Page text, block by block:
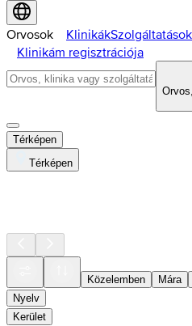
Orvosok KlinikákSzolgáltatások
Klinikám regisztrációja
Térképen
Térképen
Közelemben Mára
Nyelv
Kerület